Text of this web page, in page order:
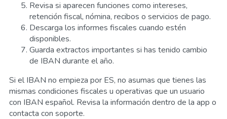
Revisa si aparecen funciones como intereses,
retención fiscal, nómina, recibos o servicios de pago.
Descarga los informes fiscales cuando estén
disponibles.
Guarda extractos importantes si has tenido cambio
de IBAN durante el año.
Si el IBAN no empieza por ES, no asumas que tienes las
mismas condiciones fiscales u operativas que un usuario
con IBAN español. Revisa la información dentro de la app o
contacta con soporte.